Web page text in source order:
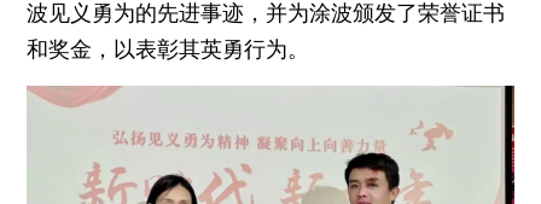
波见义勇为的先进事迹，并为涂波颁发了荣誉证书
和奖金，以表彰其英勇行为。